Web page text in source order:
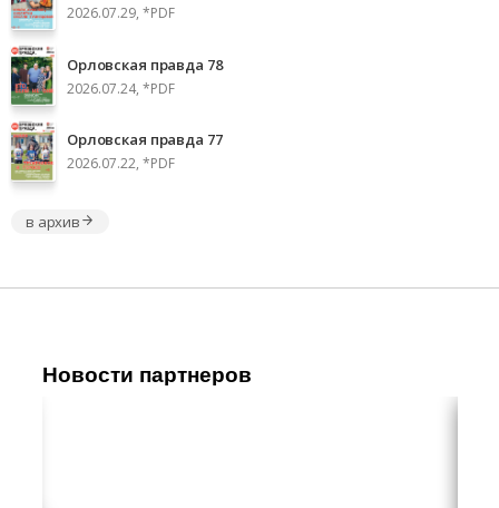
2026.07.29, *PDF
Орловская правда 78
2026.07.24, *PDF
Орловская правда 77
2026.07.22, *PDF
в архив
Новости партнеров